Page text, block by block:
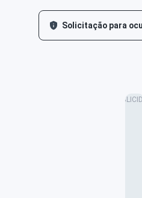
Solicitação para